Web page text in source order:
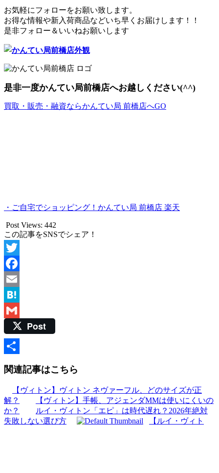
お気軽にフォローをお願い致します。
お得な情報や新入荷商品などいち早くお届けします！！
是非フォロー＆いいねお願いします
是非一度かんてい局前橋店へお越しください(^^)
買取・販売・融資ならかんてい局 前橋店へGO
・ご自宅でショッピング！かんてい局 前橋店 楽天
Post Views: 442
この記事をSNSでシェア！
Twitter
Facebook
Email
Hatena
Gmail
Post
関連記事はこちら
【ヴィトン】ヴィトン ネヴァーフル、どのサイズが正
解？
【ヴィトン】手帳、アジェンダMMは使いにくいの
か？
ルイ・ヴィトン「エピ」は時代遅れ？2026年絶対
失敗しない選び方
【ルイ・ヴィト